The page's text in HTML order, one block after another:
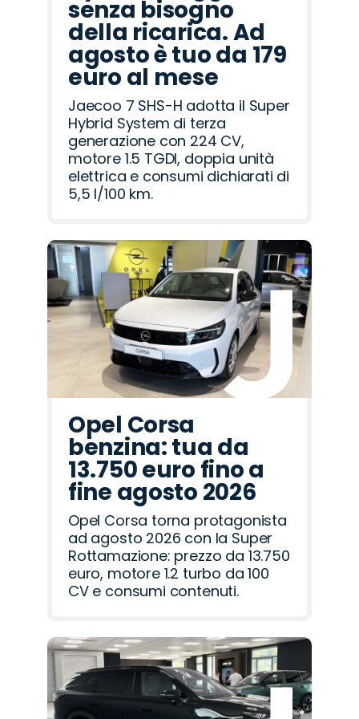
senza bisogno
della ricarica. Ad
agosto è tuo da 179
euro al mese
Jaecoo 7 SHS-H adotta il Super
Hybrid System di terza
generazione con 224 CV,
motore 1.5 TGDI, doppia unità
elettrica e consumi dichiarati di
5,5 l/100 km.
Opel Corsa
benzina: tua da
13.750 euro fino a
fine agosto 2026
Opel Corsa torna protagonista
ad agosto 2026 con la Super
Rottamazione: prezzo da 13.750
euro, motore 1.2 turbo da 100
CV e consumi contenuti.